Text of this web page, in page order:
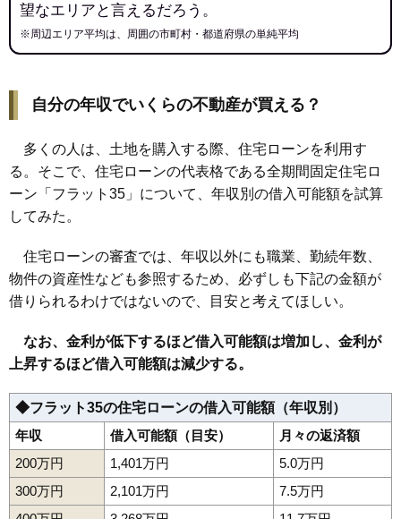
望なエリアと言えるだろう。
※周辺エリア平均は、周囲の市町村・都道府県の単純平均
自分の年収でいくらの不動産が買える？
多くの人は、土地を購入する際、住宅ローンを利用す
る。そこで、住宅ローンの代表格である全期間固定住宅ロ
ーン「フラット35」について、年収別の借入可能額を試算
してみた。
住宅ローンの審査では、年収以外にも職業、勤続年数、
物件の資産性なども参照するため、必ずしも下記の金額が
借りられるわけではないので、目安と考えてほしい。
なお、金利が低下するほど借入可能額は増加し、金利が
上昇するほど借入可能額は減少する。
◆フラット35の住宅ローンの借入可能額（年収別）
年収
借入可能額（目安）
月々の返済額
200万円
1,401万円
5.0万円
300万円
2,101万円
7.5万円